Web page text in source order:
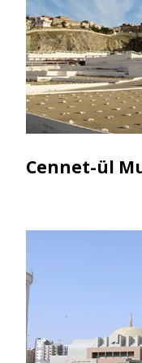
Cennet-ül